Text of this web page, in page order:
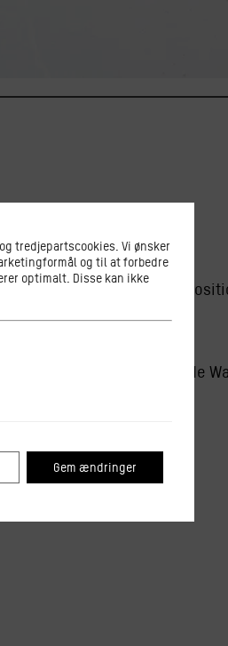
af reseach og
man indstille Mathilde
tredjepartscookies. Vi ønsker
og til at forbedre
optimalt. Disse kan ikke
Gem ændringer